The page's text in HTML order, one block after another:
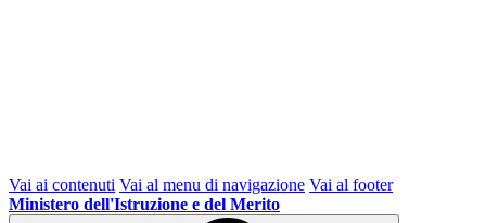
Vai ai contenuti Vai al menu di navigazione Vai al footer
Ministero dell'Istruzione e del Merito